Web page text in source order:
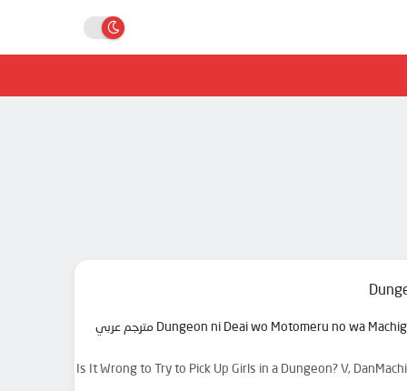
مرحبا بك في موقع انمي دار animedar نقدم لك حلقات انمي Dungeon ni Deai wo Motomeru no wa Machigatteiru Darou ka V: Houjou no Megami-hen مترجم عربي
Is It Wrong to Try to Pick Up Girls in a Dungeon? V,